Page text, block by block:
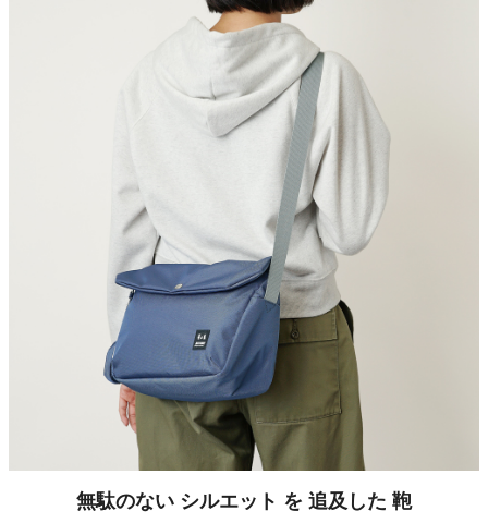
無駄のない シルエット を 追及した 鞄